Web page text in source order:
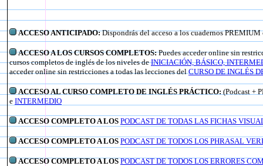
ACCESO ANTICIPADO:Dispondrás del acceso a los cuadernos
ACCESO A LOS CURSOS COMPLETOS:Puedes acceder online sin
cursos completos de inglés de los niveles deINICIACIÓN, BÁSICO,
acceder online sin restricciones a todas las lecciones delCURSO DE INGLÉS
ACCESO AL CURSO COMPLETO DE INGLÉS PRÁCTICO: (Podcast +
e INTERMEDIO
ACCESO COMPLETO A LOS PODCAST DE TODAS LAS FICHAS
ACCESO COMPLETO A LOS PODCAST DE TODOS LOS PHRASAL
ACCESO COMPLETO A LOSPODCAST DE TODOS LOS ERRORES